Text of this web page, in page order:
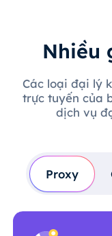
Nhiều
Các loại đại lý
trực tuyến của
dịch vụ
Proxy